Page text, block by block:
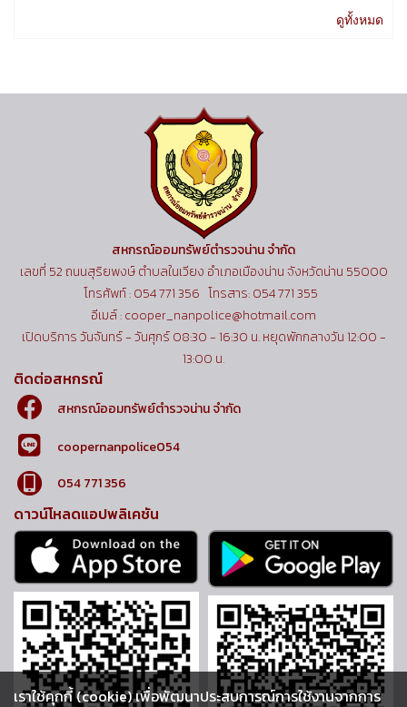
ดูทั้งหมด
สหกรณ์ออมทรัพย์ตำรวจน่าน จำกัด
เลขที่ 52 ถนนสุริยพงษ์ ตำบลในเวียง อำเภอเมืองน่าน จังหวัดน่าน 55000
โทรศัพท์ : 054 771 356 โทรสาร: 054 771 355
อีเมล์ : cooper_nanpolice@hotmail.com
เปิดบริการ วันจันทร์ - วันศุกร์ 08:30 - 16:30 น. หยุดพักกลางวัน 12:00 -
13:00 น.
ติดต่อสหกรณ์
สหกรณ์ออมทรัพย์ตำรวจน่าน จำกัด
coopernanpolice054
054 771 356
ดาวน์โหลดแอปพลิเคชัน
เราใช้คุกกี้ (cookie) เพื่อพัฒนาประสบการณ์การใช้งานจากการ